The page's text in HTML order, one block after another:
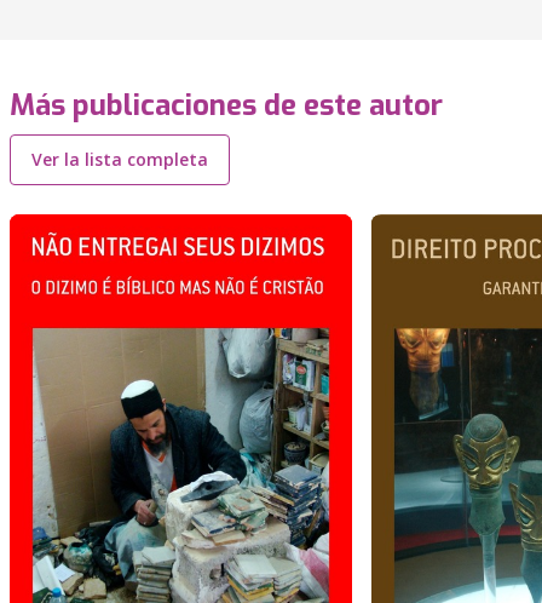
Más publicaciones de este autor
Ver la lista completa